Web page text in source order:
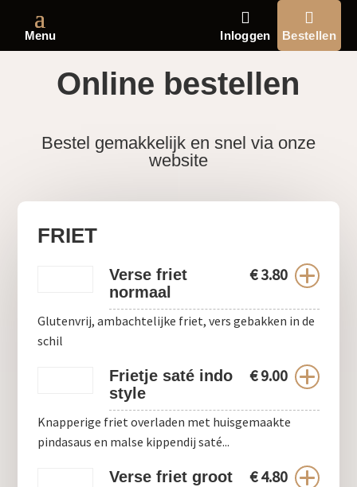
Menu Inloggen Bestellen
Online bestellen
Bestel gemakkelijk en snel via onze
website
FRIET
Verse friet
normaal
€3.80
Glutenvrij, ambachtelijke friet, vers gebakken in de
schil
Frietje saté indo
style
€9.00
Knapperige friet overladen met huisgemaakte
pindasaus en malse kippendij saté...
Verse friet groot €4.80